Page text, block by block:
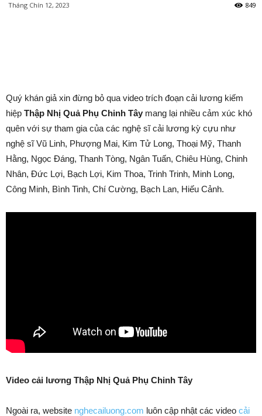
Tháng Chín 12, 2023 849
Quý khán giả xin đừng bỏ qua video trích đoạn cải lương kiếm
hiệp Thập Nhị Quả Phụ Chinh Tây mang lại nhiều cảm xúc khó
quên với sự tham gia của các nghệ sĩ cải lương kỳ cựu như
nghệ sĩ Vũ Linh, Phượng Mai, Kim Tử Long, Thoại Mỹ, Thanh
Hằng, Ngọc Đáng, Thanh Tòng, Ngân Tuấn, Chiêu Hùng, Chinh
Nhân, Đức Lợi, Bạch Lợi, Kim Thoa, Trinh Trinh, Minh Long,
Công Minh, Bình Tinh, Chí Cường, Bạch Lan, Hiếu Cảnh.
Video cải lương Thập Nhị Quả Phụ Chinh Tây
Ngoài ra, website nghecailuong.com luôn cập nhật các video cải